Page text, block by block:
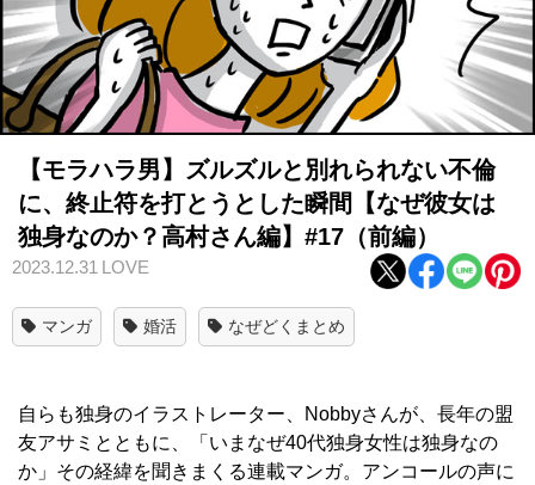
【モラハラ男】ズルズルと別れられない不倫
に、終止符を打とうとした瞬間【なぜ彼女は
独身なのか？高村さん編】#17（前編）
2023.12.31 LOVE
マンガ 婚活 なぜどくまとめ
自らも独身のイラストレーター、Nobbyさんが、長年の盟
友アサミとともに、「いまなぜ40代独身女性は独身なの
か」その経緯を聞きまくる連載マンガ。アンコールの声に